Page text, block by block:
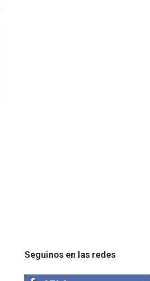
Seguinos en las redes